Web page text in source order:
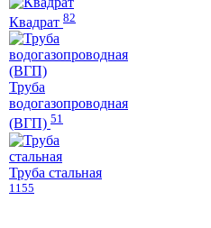
Квадрат 82
Труба
водогазопроводная
(ВГП) 51
Труба стальная
1155